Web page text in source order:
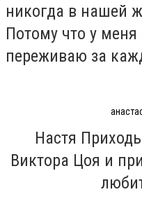
никогда в нашей
Потому что у
переживаю за
Настя
Виктора Цоя и